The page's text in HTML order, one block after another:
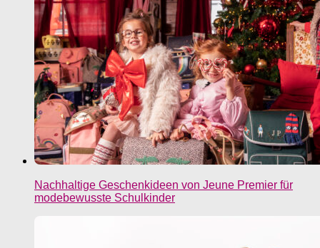
Nachhaltige Geschenkideen von Jeune Premier für
modebewusste Schulkinder